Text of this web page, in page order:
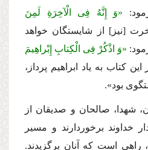
«وَ إِنَّهُ فِی الْآخِرَةِ لَمِنَ
[نیز] از شایستگان خواهد
«وَ اذْكُرْ فِی الْكِتابِ إِبْراهِیمَ
این كتاب به یاد ابراهیم پرداز،
بود».
شهدا، صالحان و صدیقان از
خداوند برخوردارند و مسیر
است كه آنان برگزیدند.